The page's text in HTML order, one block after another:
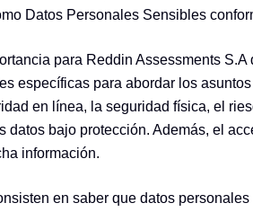
Datos Personales Sensibles
para Reddin Assessments
específicas para abordar los
en línea, la seguridad física, el
datos bajo protección. Además, el
información.
en saber que datos